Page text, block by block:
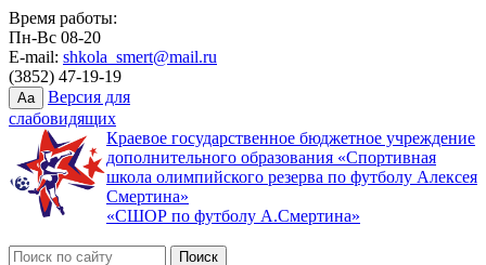
Время работы:
Пн-Вс 08-20
E-mail: shkola_smert@mail.ru
(3852) 47-19-19
Aa
Версия для
слабовидящих
Краевое государственное бюджетное учреждение
дополнительного образования «Спортивная
школа олимпийского резерва по футболу Алексея
Смертина»
«СШОР по футболу А.Смертина»